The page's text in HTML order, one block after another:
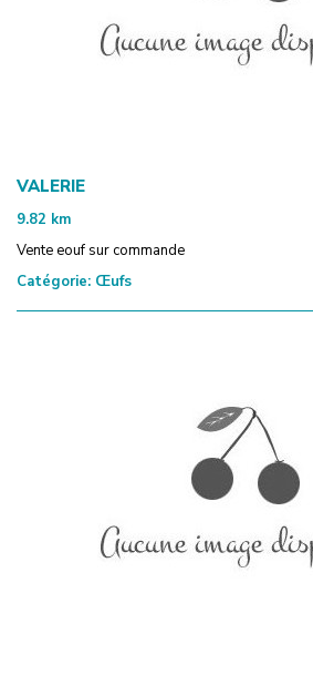
VALERIE
9.82 km
Vente eouf sur commande
Catégorie: Œufs